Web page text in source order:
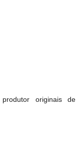
originais de